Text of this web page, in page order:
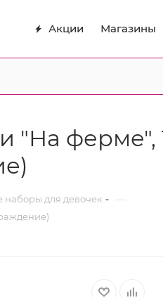
Акции Магазины
"На ферме",
наборы для девочек —